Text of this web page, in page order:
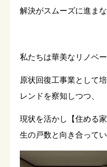
解決がスムーズに進ま
私たちは華美なリノベ
原状回復工事業として
レンドを察知しつつ、
現状を活かし【住める
生の戸数と向き合って